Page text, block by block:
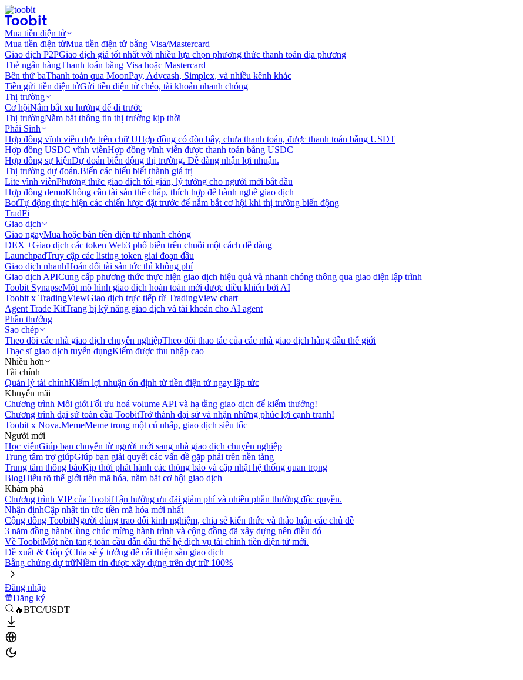
Mua tiền điện tử
Mua tiền điện tửMua tiền điện tử bằng Visa/Mastercard
Giao dịch P2PGiao dịch giá tốt nhất với nhiều lựa chọn phương thức thanh toán địa phương
Thẻ ngân hàngThanh toán bằng Visa hoặc Mastercard
Bên thứ baThanh toán qua MoonPay, Advcash, Simplex, và nhiều kênh khác
Tiền gửi tiền điện tửGửi tiền điện tử chéo, tài khoản nhanh chóng
Thị trường
Cơ hộiNắm bắt xu hướng để đi trước
Thị trườngNắm bắt thông tin thị trường kịp thời
Phái Sinh
Hợp đồng vĩnh viễn dựa trên chữ UHợp đồng có đòn bẩy, chưa thanh toán, được thanh toán bằng USDT
Hợp đồng USDC vĩnh viễnHợp đồng vĩnh viễn được thanh toán bằng USDC
Hợp đồng sự kiệnDự đoán biến động thị trường. Dễ dàng nhận lợi nhuận.
Thị trường dự đoán.Biến các hiểu biết thành giá trị
Lite vĩnh viễnPhương thức giao dịch tối giản, lý tưởng cho người mới bắt đầu
Hợp đồng demoKhông cần tài sản thế chấp, thích hợp để hành nghề giao dịch
BotTự động thực hiện các chiến lược đặt trước để nắm bắt cơ hội khi thị trường biến động
TradFi
Giao dịch
Giao ngayMua hoặc bán tiền điện tử nhanh chóng
DEX +Giao dịch các token Web3 phổ biến trên chuỗi một cách dễ dàng
LaunchpadTruy cập các listing token giai đoạn đầu
Giao dịch nhanhHoán đổi tài sản tức thì không phí
Giao dịch APICung cấp phương thức thực hiện giao dịch hiệu quả và nhanh chóng thông qua giao diện lập trình
Toobit SynapseMột mô hình giao dịch hoàn toàn mới được điều khiển bởi AI
Toobit x TradingViewGiao dịch trực tiếp từ TradingView chart
Agent Trade KitTrang bị kỹ năng giao dịch và tài khoản cho AI agent
Phần thưởng
Sao chép
Theo dõi các nhà giao dịch chuyên nghiệpTheo dõi thao tác của các nhà giao dịch hàng đầu thế giới
Thạc sĩ giao dịch tuyển dụngKiếm được thu nhập cao
Nhiều hơn
Tài chính
Quản lý tài chínhKiếm lợi nhuận ổn định từ tiền điện tử ngay lập tức
Khuyến mãi
Chương trình Môi giớiTối ưu hoá volume API và hạ tầng giao dịch để kiếm thưởng!
Chương trình đại sứ toàn cầu ToobitTrở thành đại sứ và nhận những phúc lợi cạnh tranh!
Toobit x Nova.MemeMeme trong một cú nhấp, giao dịch siêu tốc
Người mới
Học việnGiúp bạn chuyển từ người mới sang nhà giao dịch chuyên nghiệp
Trung tâm trợ giúpGiúp bạn giải quyết các vấn đề gặp phải trên nền tảng
Trung tâm thông báoKịp thời phát hành các thông báo và cập nhật hệ thống quan trọng
BlogHiểu rõ thế giới tiền mã hóa, nắm bắt cơ hội giao dịch
Khám phá
Chương trình VIP của ToobitTận hưởng ưu đãi giảm phí và nhiều phần thưởng độc quyền.
Nhận địnhCập nhật tin tức tiền mã hóa mới nhất
Cộng đồng ToobitNgười dùng trao đổi kinh nghiệm, chia sẻ kiến thức và thảo luận các chủ đề
3 năm đồng hànhCùng chúc mừng hành trình và cộng đồng đã xây dựng nên điều đó
Về ToobitMột nền tảng toàn cầu dẫn đầu thế hệ dịch vụ tài chính tiền điện tử mới.
Đề xuất & Góp ýChia sẻ ý tưởng để cải thiện sàn giao dịch
Bằng chứng dự trữNiềm tin được xây dựng trên dự trữ 100%
Đăng nhập
Đăng ký
🔥BTC/USDT